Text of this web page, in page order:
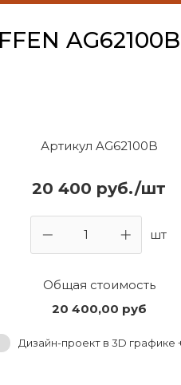
AG62100B
Артикул AG62100B
20 400 руб./шт
шт
Общая стоимость
20 400,00 руб
Дизайн-проект в 3D графике